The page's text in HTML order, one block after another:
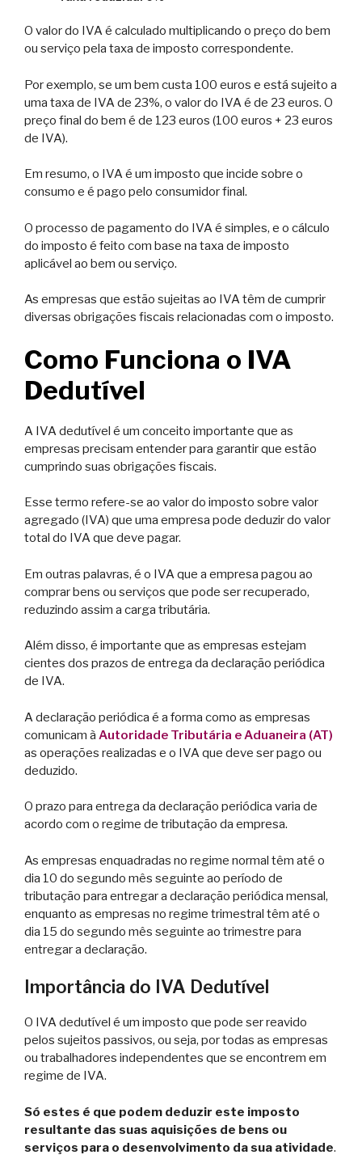
O valor do IVA é calculado multiplicando o preço do bem
ou serviço pela taxa de imposto correspondente.
Por exemplo, se um bem custa 100 euros e está sujeito a
uma taxa de IVA de 23%, o valor do IVA é de 23 euros. O
preço final do bem é de 123 euros (100 euros + 23 euros
de IVA).
Em resumo, o IVA é um imposto que incide sobre o
consumo e é pago pelo consumidor final.
O processo de pagamento do IVA é simples, e o cálculo
do imposto é feito com base na taxa de imposto
aplicável ao bem ou serviço.
As empresas que estão sujeitas ao IVA têm de cumprir
diversas obrigações fiscais relacionadas com o imposto.
Como Funciona o IVA
Dedutível
A IVA dedutível é um conceito importante que as
empresas precisam entender para garantir que estão
cumprindo suas obrigações fiscais.
Esse termo refere-se ao valor do imposto sobre valor
agregado (IVA) que uma empresa pode deduzir do valor
total do IVA que deve pagar.
Em outras palavras, é o IVA que a empresa pagou ao
comprar bens ou serviços que pode ser recuperado,
reduzindo assim a carga tributária.
Além disso, é importante que as empresas estejam
cientes dos prazos de entrega da declaração periódica
de IVA.
A declaração periódica é a forma como as empresas
comunicam à Autoridade Tributária e Aduaneira (AT)
as operações realizadas e o IVA que deve ser pago ou
deduzido.
O prazo para entrega da declaração periódica varia de
acordo com o regime de tributação da empresa.
As empresas enquadradas no regime normal têm até o
dia 10 do segundo mês seguinte ao período de
tributação para entregar a declaração periódica mensal,
enquanto as empresas no regime trimestral têm até o
dia 15 do segundo mês seguinte ao trimestre para
entregar a declaração.
Importância do IVA Dedutível
O IVA dedutível é um imposto que pode ser reavido
pelos sujeitos passivos, ou seja, por todas as empresas
ou trabalhadores independentes que se encontrem em
regime de IVA.
Só estes é que podem deduzir este imposto
resultante das suas aquisições de bens ou
serviços para o desenvolvimento da sua atividade.